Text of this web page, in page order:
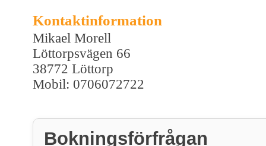
Kontaktinformation
Mikael Morell
Löttorpsvägen 66
38772 Löttorp
Mobil: 0706072722
Bokningsförfrågan